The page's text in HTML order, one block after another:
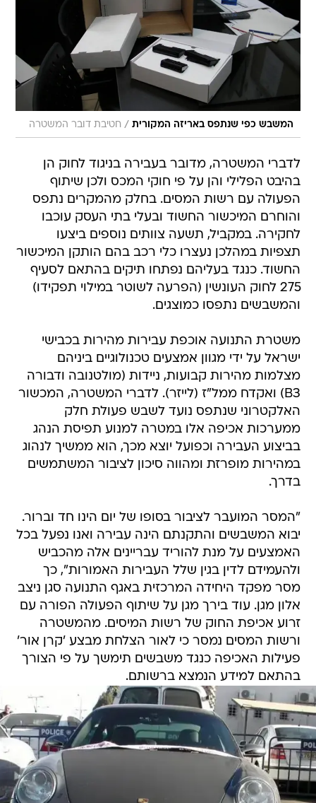
המשבש כפי שנתפס באריזה המקורית / חטיבת דובר המשטרה
לדברי המשטרה, מדובר בעבירה בניגוד לחוק הן
בהיבט הפלילי והן על פי חוקי המכס ולכן שיתוף
הפעולה עם רשות המסים. בחלק מהמקרים נתפס
והוחרם המיכשור החשוד ובעלי בתי העסק עוכבו
לחקירה. במקביל, תשעה צוותים נוספים ביצעו
תצפיות במהלכן נעצרו כלי רכב בהם הותקן המיכשור
החשוד. כנגד בעליהם נפתחו תיקים בהתאם לסעיף
275 לחוק העונשין (הפרעה לשוטר במילוי תפקידו)
והמשבשים נתפסו כמוצגים.
משטרת התנועה אוכפת עבירות מהירות בכבישי
ישראל על ידי מגוון אמצעים טכנולוגיים ביניהם
מצלמות מהירות קבועות, ניידות (מולטנובה ודבורה
B3) ואקדח ממל"ז (לייזר). לדברי המשטרה, המכשור
האלקטרוני שנתפס נועד לשבש פעולת חלק
ממערכות אכיפה אלו במטרה למנוע תפיסת הנהג
בביצוע העבירה וכפועל יוצא מכך, הוא ממשיך לנהוג
במהירות מופרזת ומהווה סיכון לציבור המשתמשים
בדרך.
"המסר המועבר לציבור בסופו של יום הינו חד וברור.
יבוא המשבשים והתקנתם הינה עבירה ואנו נפעל בכל
האמצעים על מנת להוריד עבריינים אלה מהכביש
ולהעמידם לדין בגין שלל העבירות האמורות", כך
מסר מפקד היחידה המרכזית באגף התנועה סגן ניצב
אלון מגן. עוד בירך מגן על שיתוף הפעולה הפורה עם
זרוע אכיפת החוק של רשות המיסים. מהמשטרה
ורשות המסים נמסר כי לאור הצלחת מבצע 'קרן אור'
פעילות האכיפה כנגד משבשים תימשך על פי הצורך
בהתאם למידע הנמצא ברשותם.